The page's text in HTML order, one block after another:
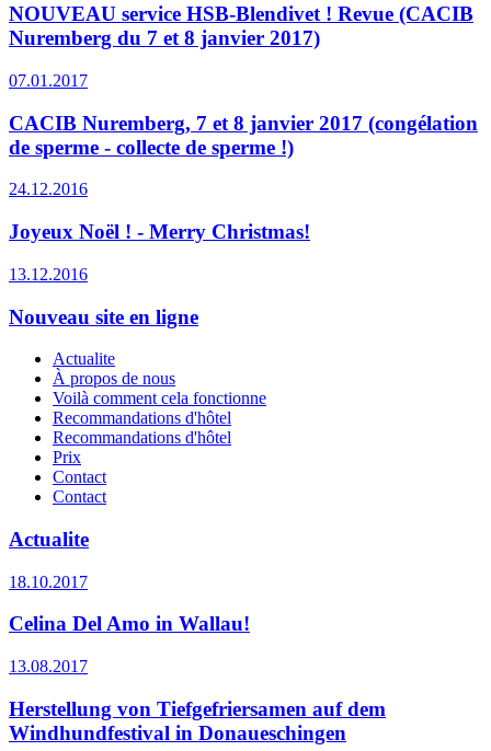
NOUVEAU service HSB-Blendivet ! Revue (CACIB
Nuremberg du 7 et 8 janvier 2017)
07.01.2017
CACIB Nuremberg, 7 et 8 janvier 2017 (congélation
de sperme - collecte de sperme !)
24.12.2016
Joyeux Noël ! - Merry Christmas!
13.12.2016
Nouveau site en ligne
Actualite
À propos de nous
Voilà comment cela fonctionne
Recommandations d'hôtel
Recommandations d'hôtel
Prix
Contact
Contact
Actualite
18.10.2017
Celina Del Amo in Wallau!
13.08.2017
Herstellung von Tiefgefriersamen auf dem
Windhundfestival in Donaueschingen